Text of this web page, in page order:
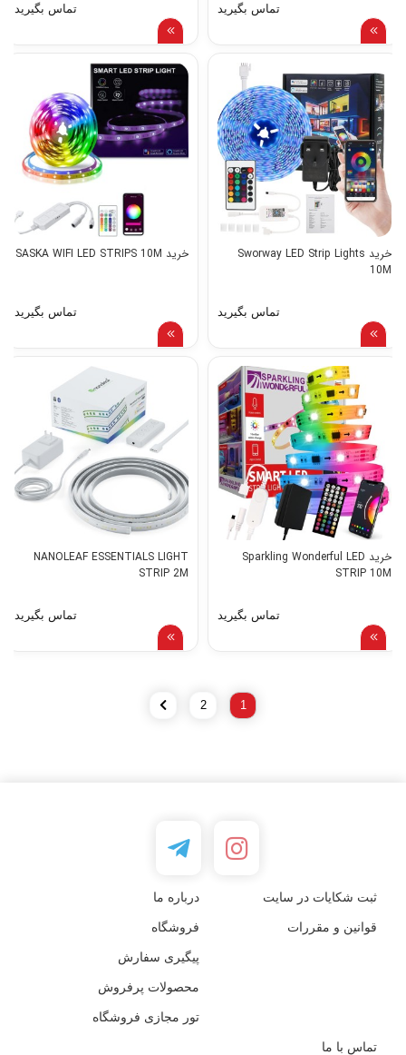
تماس بگیرید تماس بگیرید
خرید Sworway LED Strip Lights
10M
تماس بگیرید
خرید SASKA WIFI LED STRIPS 10M
تماس بگیرید
خرید Sparkling Wonderful LED
STRIP 10M
تماس بگیرید
NANOLEAF ESSENTIALS LIGHT
STRIP 2M
تماس بگیرید
1
2
ثبت شکایات در سایت درباره ما
قوانین و مقررات فروشگاه
پیگیری سفارش
محصولات پرفروش
تور مجازی فروشگاه
تماس با ما